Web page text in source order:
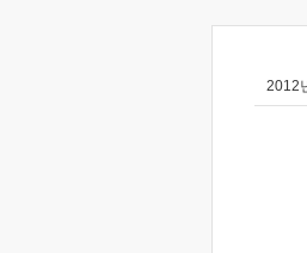
2012